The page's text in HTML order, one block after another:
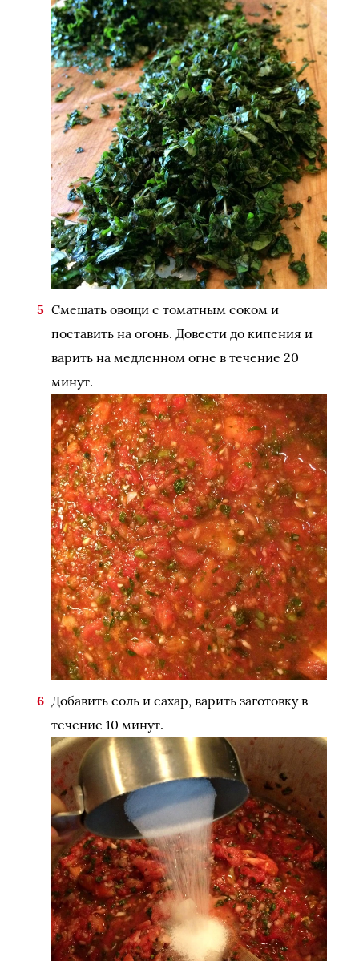
Смешать овощи с томатным соком и
поставить на огонь. Довести до кипения и
варить на медленном огне в течение 20
минут.
Добавить соль и сахар, варить заготовку в
течение 10 минут.